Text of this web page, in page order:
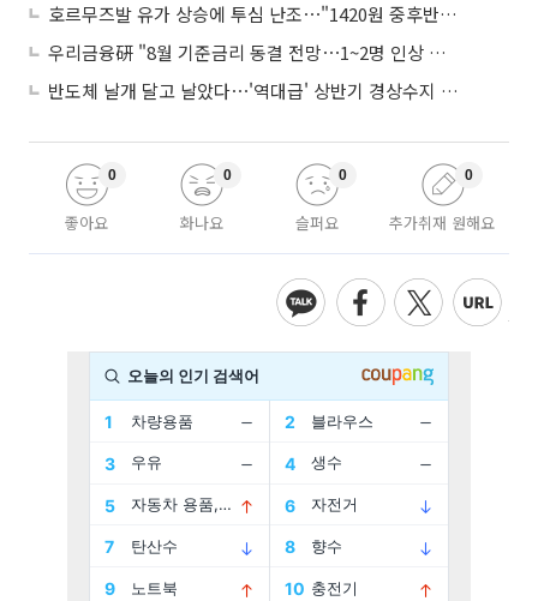
호르무즈발 유가 상승에 투심 난조⋯"1420원 중후반 등락"
우리금융硏 "8월 기준금리 동결 전망⋯1~2명 인상 소수의견 낼 것"
반도체 날개 달고 날았다⋯'역대급' 상반기 경상수지 흑자 2000억달러 육박
좋아요
0
화나요
0
슬퍼요
0
추가취재 원해요
0